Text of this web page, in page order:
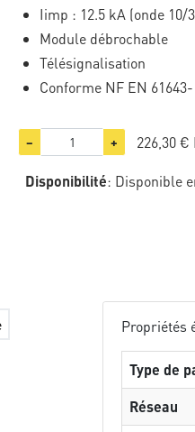
Iimp : 12.5 kA (onde 10/
Module débrochable
Télésignalisation
Conforme NF EN
− + 226,30 €
Disponibilité: Disponible
Propriétés
Type de
Réseau